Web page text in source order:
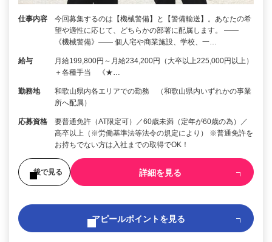
仕事内容
今回募集するのは【機械警備】と【警備輸送】。あなたの希
望や適性に応じて、どちらかの部署に配属します。 ――
《機械警備》―― 個人宅や商業施設、学校、一…
給与
月給199,800円～月給234,200円（大卒以上225,000円以上）
＋各種手当 《★…
勤務地
和歌山県内各エリアでの勤務 （和歌山県内いずれかの事業
所へ配属）
応募資格
要普通免許（AT限定可）／60歳未満（定年が60歳の為）／
高卒以上（※労働基準法等法令の規定により） ※普通免許を
お持ちでない方は入社までの取得でOK！
後で見る 詳細を見る
アピールポイントを見る